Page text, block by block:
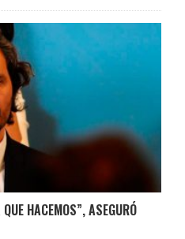
HACEMOS”, ASEGURÓ